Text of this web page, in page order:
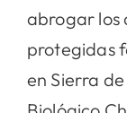
abrogar los
protegidas
en Sierra